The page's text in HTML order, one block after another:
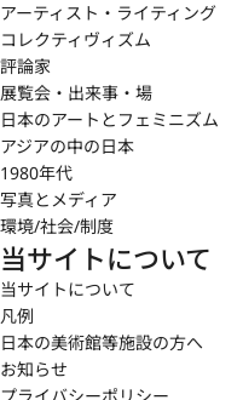
アーティスト・ライティング
コレクティヴィズム
評論家
展覧会・出来事・場
日本のアートとフェミニズム
アジアの中の日本
1980年代
写真とメディア
環境/社会/制度
当サイトについて
当サイトについて
凡例
日本の美術館等施設の方へ
お知らせ